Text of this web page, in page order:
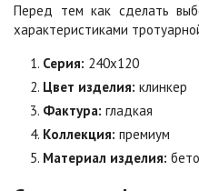
Оранжевая
Цена по запросу
Особая серия
Цена по запросу
Перед тем как сделать
характеристиками
Серия: 240х120
Цвет изделия: клинкер
Фактура: гладкая
Коллекция: премиум
Материал изделия: